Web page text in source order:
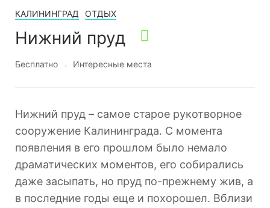
КАЛИНИНГРАД ОТДЫХ
Нижний пруд
Бесплатно Интересные места
Нижний пруд – самое старое рукотворное
сооружение Калининграда. С момента
появления в его прошлом было немало
драматических моментов, его собирались
даже засыпать, но пруд по-прежнему жив, а
в последние годы еще и похорошел. Вблизи